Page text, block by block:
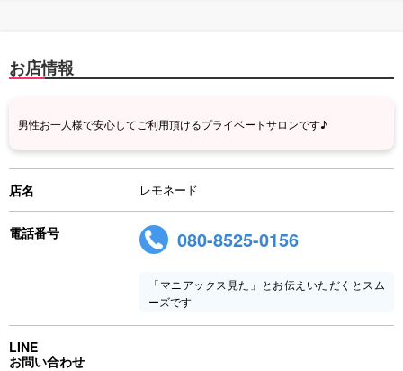
お店情報
男性お一人様で安心してご利用頂けるプライベートサロンです♪
店名 レモネード
電話番号 080-8525-0156
「マニアックス見た」とお伝えいただくとスム
ーズです
LINE
お問い合わせ